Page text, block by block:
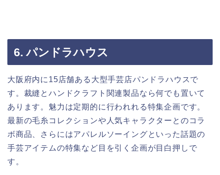
6. パンドラハウス
大阪府内に15店舗ある大型手芸店パンドラハウスで
す。裁縫とハンドクラフト関連製品なら何でも置いて
あります。魅力は定期的に行われれる特集企画です。
最新の毛糸コレクションや人気キャラクターとのコラ
ボ商品、さらにはアパレルソーイングといった話題の
手芸アイテムの特集など目を引く企画が目白押しで
す。